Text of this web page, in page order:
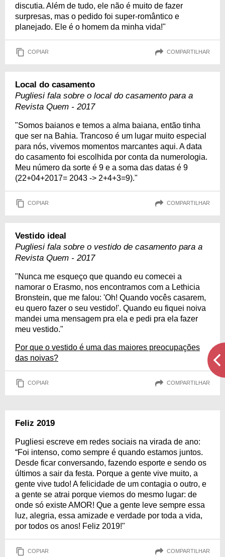
discutia. Além de tudo, ele não é muito de fazer
surpresas, mas o pedido foi super-romântico e
planejado. Ele é o homem da minha vida!"
COPIAR COMPARTILHAR
Local do casamento
Pugliesi fala sobre o local do casamento para a
Revista Quem - 2017
"Somos baianos e temos a alma baiana, então tinha
que ser na Bahia. Trancoso é um lugar muito especial
para nós, vivemos momentos marcantes aqui. A data
do casamento foi escolhida por conta da numerologia.
Meu número da sorte é 9 e a soma das datas é 9
(22+04+2017= 2043 -> 2+4+3=9)."
COPIAR COMPARTILHAR
Vestido ideal
Pugliesi fala sobre o vestido de casamento para a
Revista Quem - 2017
"Nunca me esqueço que quando eu comecei a
namorar o Erasmo, nos encontramos com a Lethicia
Bronstein, que me falou: 'Oh! Quando vocês casarem,
eu quero fazer o seu vestido!'. Quando eu fiquei noiva
mandei uma mensagem pra ela e pedi pra ela fazer
meu vestido."
Por que o vestido é uma das maiores preocupações
das noivas?
COPIAR COMPARTILHAR
Feliz 2019
Pugliesi escreve em redes sociais na virada de ano:
“Foi intenso, como sempre é quando estamos juntos.
Desde ficar conversando, fazendo esporte e sendo os
últimos a sair da festa. Porque a gente vive muito, a
gente vive tudo! A felicidade de um contagia o outro, e
a gente se atrai porque viemos do mesmo lugar: de
onde só existe AMOR! Que a gente leve sempre essa
luz, alegria, essa amizade e verdade por toda a vida,
por todos os anos! Feliz 2019!"
COPIAR COMPARTILHAR